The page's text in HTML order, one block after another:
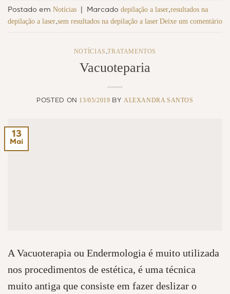
Postado em Notícias Marcado depilação a laser,resultados na
depilação a laser,sem resultados na depilação a laser Deixe um comentário
NOTÍCIAS ,TRATAMENTOS
Vacuoteparia
POSTED ON 13/05/2019 BY ALEXANDRA SANTOS
13
Mai
A Vacuoterapia ou Endermologia é muito utilizada
nos procedimentos de estética, é uma técnica
muito antiga que consiste em fazer deslizar o